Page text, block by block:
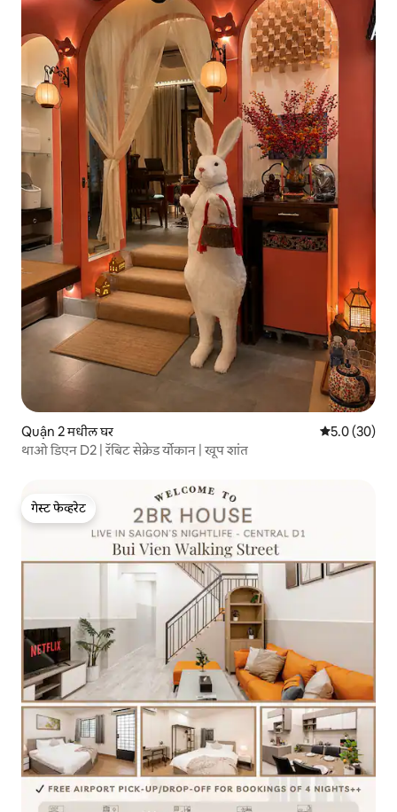
Quận 2 मधील घर 5 पैकी 5.0
5.0 (30)
थाओ डिएन D2 | रॅबिट सेक्रेड र्योकान | खूप शांत
गेस्ट फेव्हरेट
गेस्ट फेव्हरेट